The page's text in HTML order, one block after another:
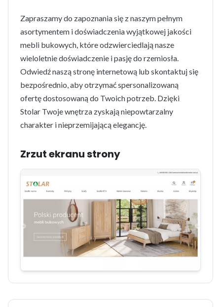
Zapraszamy do zapoznania się z naszym pełnym
asortymentem i doświadczenia wyjątkowej jakości
mebli bukowych, które odzwierciedlają nasze
wieloletnie doświadczenie i pasję do rzemiosła.
Odwiedź naszą stronę internetową lub skontaktuj się
bezpośrednio, aby otrzymać spersonalizowaną
ofertę dostosowaną do Twoich potrzeb. Dzięki
Stolar Twoje wnętrza zyskają niepowtarzalny
charakter i nieprzemijającą elegancję.
Zrzut ekranu strony